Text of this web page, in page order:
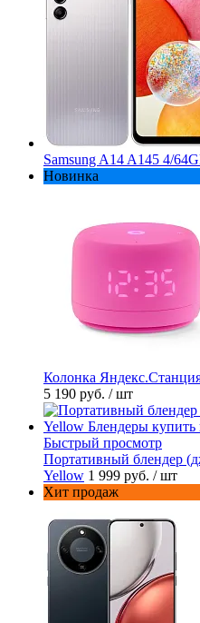
Samsung A14 A145 4/
Новинка
Колонка
5 190 руб. / шт
Быстрый просмотр
Портативный блендер
Yellow 1 999 руб. / шт
Хит продаж